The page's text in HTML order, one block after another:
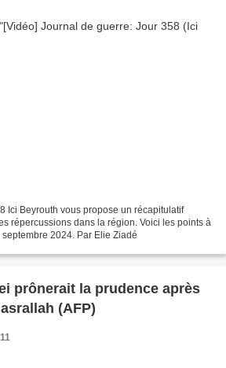
Ici Beyrouth vous propose un récapitulatif
répercussions dans la région. Voici les points à
2024. Par Elie Ziadé
prônerait la prudence après
(AFP)